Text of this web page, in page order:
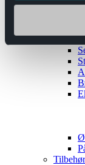
Tilbehør